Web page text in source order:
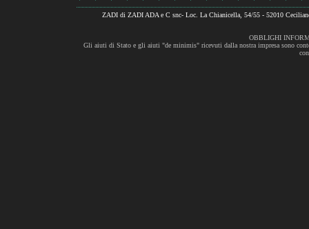
ZADI di ZADI ADA e C snc- Loc. La Chianicella, 54/55 - 52010
OBBLIGHI
Gli aiuti di Stato e gli aiuti "de minimis" ricevuti dalla nostra impresa sono